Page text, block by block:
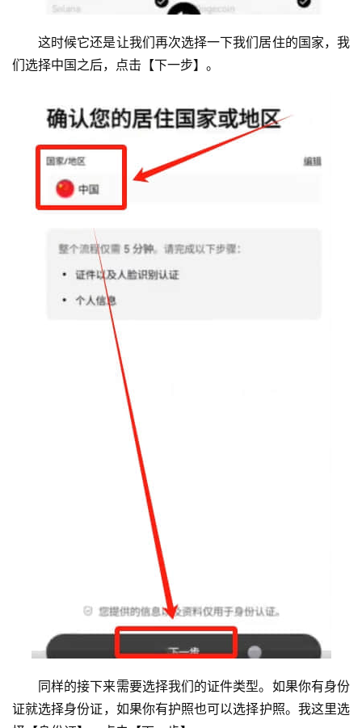
这时候它还是让我们再次选择一下我们居住的国家，我
们选择中国之后，点击【下一步】。
同样的接下来需要选择我们的证件类型。如果你有身份
证就选择身份证，如果你有护照也可以选择护照。我这里选